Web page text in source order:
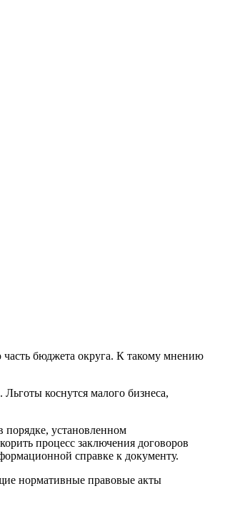
бюджета округа. К такому мнению
коснутся малого бизнеса,
порядке, установленном
процесс заключения договоров
справке к документу.
нормативные правовые акты